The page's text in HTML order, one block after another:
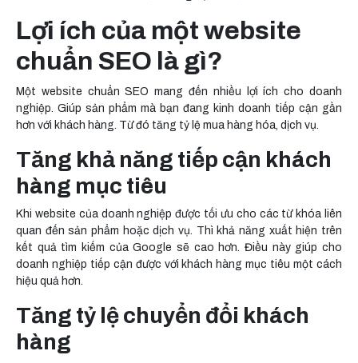
Lợi ích của một website
chuẩn SEO là gì?
Một website chuẩn SEO mang đến nhiều lợi ích cho doanh
nghiệp. Giúp sản phẩm mà bạn đang kinh doanh tiếp cận gần
hơn với khách hàng. Từ đó tăng tỷ lệ mua hàng hóa, dịch vụ.
Tăng khả năng tiếp cận khách
hàng mục tiêu
Khi website của doanh nghiệp được tối ưu cho các từ khóa liên
quan đến sản phẩm hoặc dịch vụ. Thì khả năng xuất hiện trên
kết quả tìm kiếm của Google sẽ cao hơn. Điều này giúp cho
doanh nghiệp tiếp cận được với khách hàng mục tiêu một cách
hiệu quả hơn.
Tăng tỷ lệ chuyển đổi khách
hàng